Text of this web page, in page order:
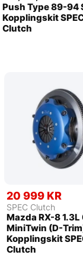
Push Type 89-94
Kopplingskit
Clutch
20 999 KR
SPEC Clutch
Mazda RX-8 1.3L
MiniTwin (D-
Kopplingskit
Clutch